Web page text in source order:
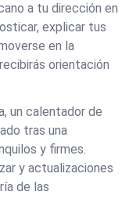
a tu dirección en
explicar tus
en la
orientación
un calentador de
tras una
y firmes.
y actualizaciones
de las